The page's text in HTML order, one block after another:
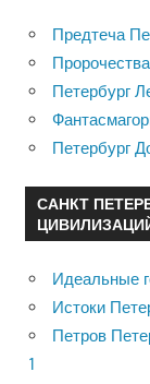
Предтеча
Петербург
Петербург
САНКТ
Идеальные
Истоки
Петров
1